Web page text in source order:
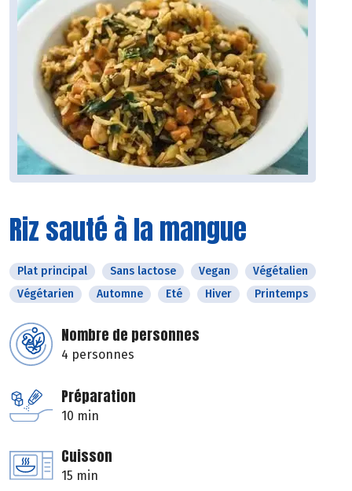
Riz sauté à la mangue
Plat principal Sans lactose Vegan
Végétalien
Végétarien
Automne Eté Hiver Printemps
Nombre de personnes
4 personnes
Préparation
10 min
Cuisson
15 min